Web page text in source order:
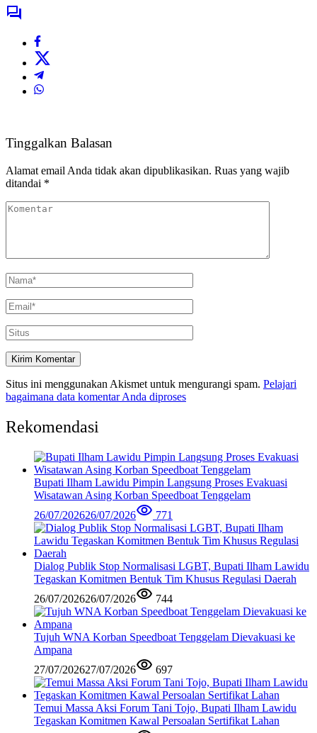
Tinggalkan Balasan
Alamat email Anda tidak akan dipublikasikan. Ruas yang wajib
ditandai *
Situs ini menggunakan Akismet untuk mengurangi spam. Pelajari
bagaimana data komentar Anda diproses
Rekomendasi
Bupati Ilham Lawidu Pimpin Langsung Proses Evakuasi
Wisatawan Asing Korban Speedboat Tenggelam
26/07/202626/07/2026 771
Dialog Publik Stop Normalisasi LGBT, Bupati Ilham Lawidu
Tegaskan Komitmen Bentuk Tim Khusus Regulasi Daerah
26/07/202626/07/2026 744
Tujuh WNA Korban Speedboat Tenggelam Dievakuasi ke
Ampana
27/07/202627/07/2026 697
Temui Massa Aksi Forum Tani Tojo, Bupati Ilham Lawidu
Tegaskan Komitmen Kawal Persoalan Sertifikat Lahan